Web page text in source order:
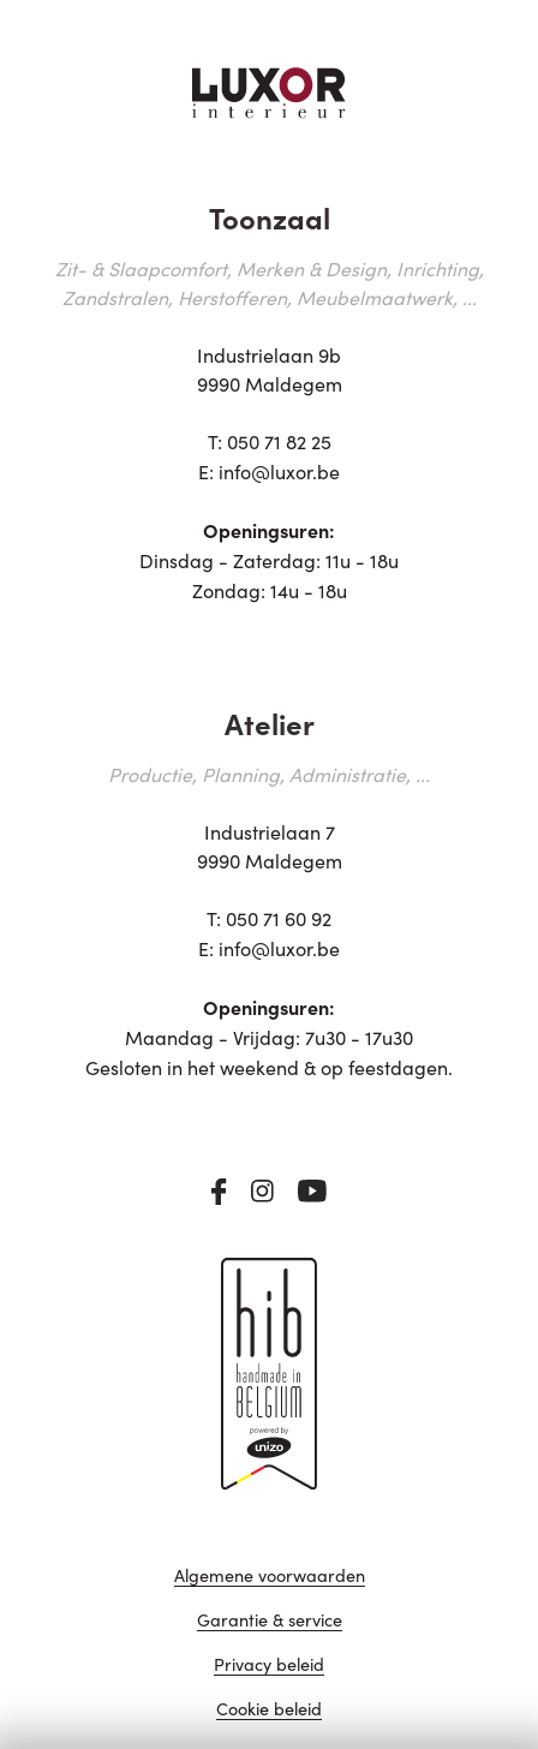
Toonzaal
Zit- & Slaapcomfort, Merken & Design, Inrichting,
Zandstralen, Herstofferen, Meubelmaatwerk, ...
Industrielaan 9b
9990 Maldegem
T: 050 71 82 25
E: info@luxor.be
Openingsuren:
Dinsdag - Zaterdag: 11u - 18u
Zondag: 14u - 18u
Atelier
Productie, Planning, Administratie, ...
Industrielaan 7
9990 Maldegem
T: 050 71 60 92
E: info@luxor.be
Openingsuren:
Maandag - Vrijdag: 7u30 - 17u30
Gesloten in het weekend & op feestdagen.
Algemene voorwaarden
Garantie & service
Privacy beleid
Cookie beleid